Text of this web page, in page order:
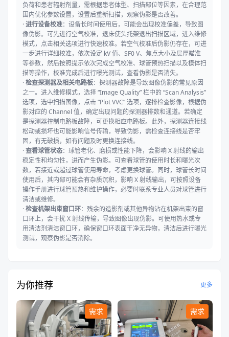
负荷和患者辐射剂量，需根据患者体型、扫描部位等因素，在合理范
围内优化参数设置，设置后重新扫描，观察伪影是否改善。
·进行设备校准：设备长时间使用后，可能会出现校准偏差，导致图
像伪影。可先进行空气校准，退床使头托架退出扫描区域，进入维修
模式，点击相关选项进行快速校准。若空气校准后伪影仍存在，可进
一步进行详细校准，依次设定 kV 值、SF0 V、焦点大小及层厚瞄准
等参数，然后按照提示依次完成空气校准、球管预热扫描以及模体扫
描等操作，校准完成后进行曝光测试，查看伪影是否消失。
·检查探测器及相关电路板：探测器故障是导致图像伪影的常见原因
之一。进入维修模式，选择 “Image Quality” 栏中的 “Scan Analysis”
选项，选中扫描图像，点击 “Plot VVC” 选项，逐排检查影像，根据伪
影对应的 Channel 值，确定出现问题的探测器排数和通道。若确定
是探测器控制电路板故障，可更换相应电路板。此外，探测器连接线
松动或损坏也可能影响信号传输，导致伪影，需检查连接线是否牢
固，有无破损，如有问题及时更换连接线。
·查看球管状态：球管老化、磨损或性能下降，会影响 X 射线的输出
稳定性和均匀性，进而产生伪影。可查看球管的使用时长和曝光次
数，若接近或超过球管使用寿命，考虑更换球管。同时，球管长时间
使用后，其内部可能会有杂质沉积，影响 X 射线输出，可按照设备
操作手册进行球管预热和维护操作，必要时联系专业人员对球管进行
清洁或维修。
·检查机架出束窗口环：残余的造影剂或其他异物沾在机架出束的窗
口环上，会干扰 X 射线传输，导致图像出现伪影。可使用热水或专
用清洁剂清洁窗口环，确保窗口环表面干净无异物，清洁后进行曝光
测试，观察伪影是否消除。
为你推荐 更多
需求 需求